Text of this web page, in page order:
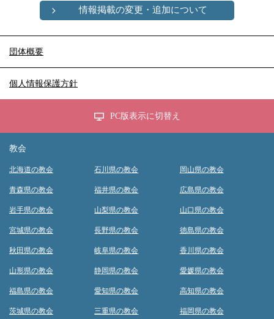
情報掲載の変更・追加について
団体概要
個人情報保護方針
PC版表示に切替え
教会
北海道の教会
青森県の教会
岩手県の教会
宮城県の教会
秋田県の教会
山形県の教会
福島県の教会
茨城県の教会
石川県の教会
福井県の教会
山梨県の教会
長野県の教会
岐阜県の教会
静岡県の教会
愛知県の教会
三重県の教会
岡山県の教会
広島県の教会
山口県の教会
徳島県の教会
香川県の教会
愛媛県の教会
高知県の教会
福岡県の教会